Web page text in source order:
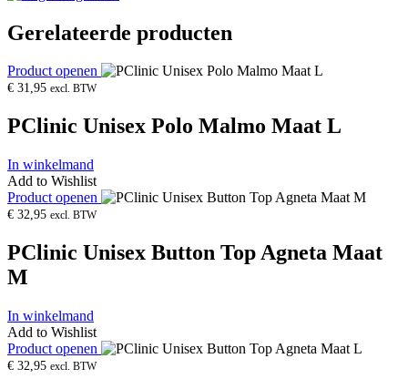
Gerelateerde producten
Product openen
€ 31,95 excl. BTW
PClinic Unisex Polo Malmo Maat L
In winkelmand
Add to Wishlist
Product openen
€ 32,95 excl. BTW
PClinic Unisex Button Top Agneta Maat
M
In winkelmand
Add to Wishlist
Product openen
€ 32,95 excl. BTW